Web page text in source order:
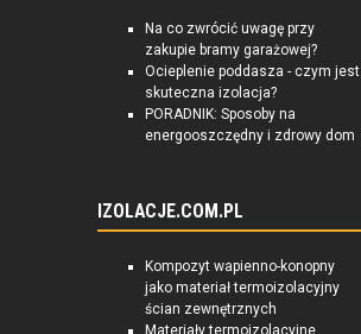
Na co zwrócić uwagę przy
zakupie bramy garażowej?
Ocieplenie poddasza - czym jest
skuteczna izolacja?
PORADNIK: Sposoby na
energooszczędny i zdrowy dom
IZOLACJE.COM.PL
Kompozyt wapienno-konopny
jako materiał termoizolacyjny
ścian zewnętrznych
Materiały termoizolacyjne